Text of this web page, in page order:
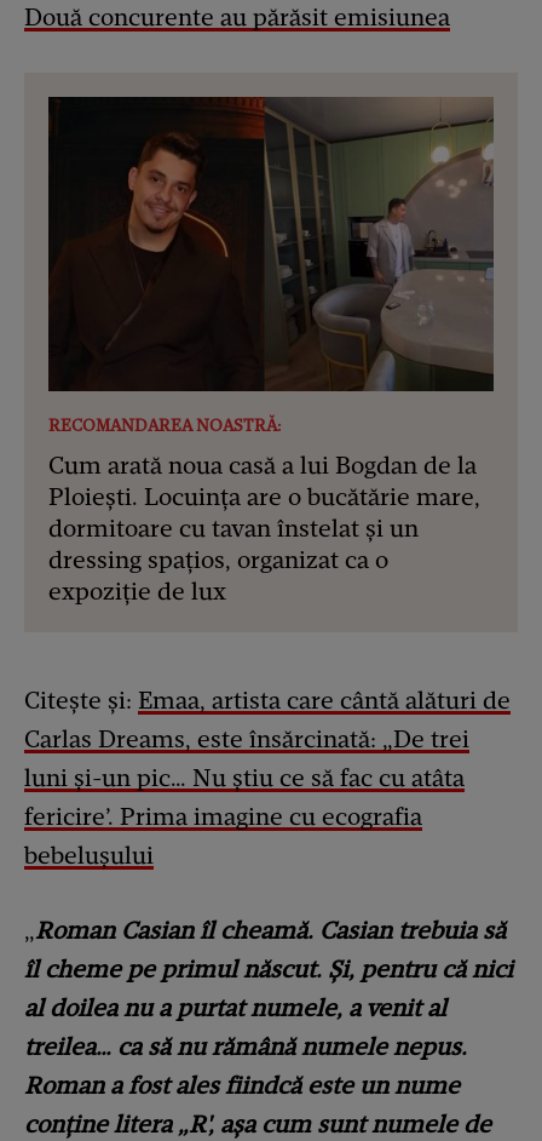
Două concurente au părăsit emisiunea
RECOMANDAREA NOASTRĂ:
Cum arată noua casă a lui Bogdan de la
Ploiești. Locuința are o bucătărie mare,
dormitoare cu tavan înstelat și un
dressing spațios, organizat ca o
expoziție de lux
Citește și: Emaa, artista care cântă alături de
Carlas Dreams, este însărcinată: „De trei
luni și-un pic… Nu știu ce să fac cu atâta
fericire’. Prima imagine cu ecografia
bebelușului
„Roman Casian îl cheamă. Casian trebuia să
îl cheme pe primul născut. Și, pentru că nici
al doilea nu a purtat numele, a venit al
treilea… ca să nu rămână numele nepus.
Roman a fost ales fiindcă este un nume
conține litera „R', așa cum sunt numele de